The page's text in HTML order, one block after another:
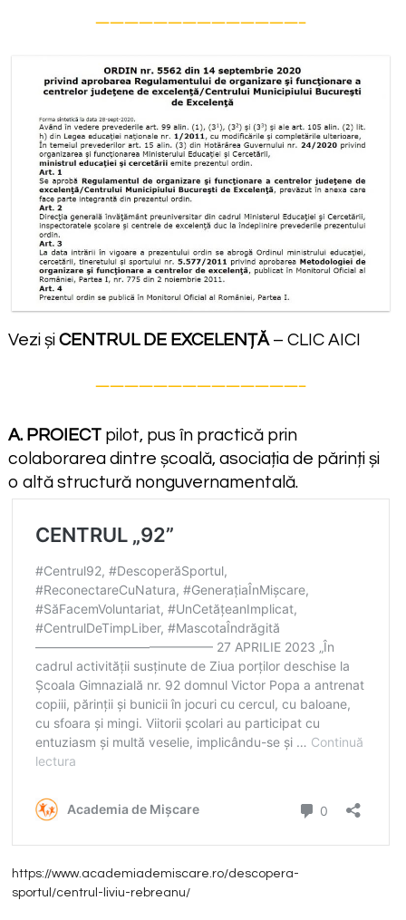
——————————————–
Vezi și CENTRUL DE EXCELENȚĂ– CLIC AICI
——————————————–
A. PROIECTpilot, pus în practică prin
colaborarea dintre școală, asociația de părinți și
o altă structură nonguvernamentală.
https://www.academiademiscare.ro/descopera-
sportul/centrul-liviu-rebreanu/